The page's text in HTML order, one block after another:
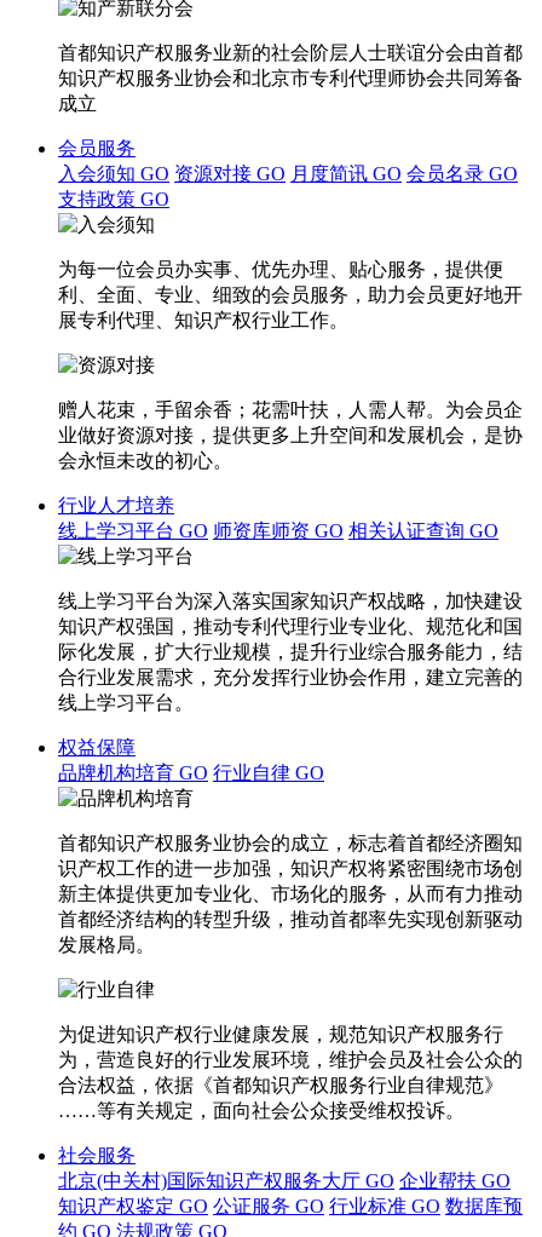
首都知识产权服务业新的社会阶层人士联谊分会由首都
知识产权服务业协会和北京市专利代理师协会共同筹备
成立
会员服务
入会须知 GO 资源对接 GO 月度简讯 GO 会员名录 GO
支持政策 GO
为每一位会员办实事、优先办理、贴心服务，提供便
利、全面、专业、细致的会员服务，助力会员更好地开
展专利代理、知识产权行业工作。
赠人花束，手留余香；花需叶扶，人需人帮。为会员企
业做好资源对接，提供更多上升空间和发展机会，是协
会永恒未改的初心。
行业人才培养
线上学习平台 GO 师资库师资 GO 相关认证查询 GO
线上学习平台为深入落实国家知识产权战略，加快建设
知识产权强国，推动专利代理行业专业化、规范化和国
际化发展，扩大行业规模，提升行业综合服务能力，结
合行业发展需求，充分发挥行业协会作用，建立完善的
线上学习平台。
权益保障
品牌机构培育 GO 行业自律 GO
首都知识产权服务业协会的成立，标志着首都经济圈知
识产权工作的进一步加强，知识产权将紧密围绕市场创
新主体提供更加专业化、市场化的服务，从而有力推动
首都经济结构的转型升级，推动首都率先实现创新驱动
发展格局。
为促进知识产权行业健康发展，规范知识产权服务行
为，营造良好的行业发展环境，维护会员及社会公众的
合法权益，依据《首都知识产权服务行业自律规范》
……等有关规定，面向社会公众接受维权投诉。
社会服务
北京(中关村)国际知识产权服务大厅 GO 企业帮扶 GO
知识产权鉴定 GO 公证服务 GO 行业标准 GO 数据库预
约 GO 法规政策 GO